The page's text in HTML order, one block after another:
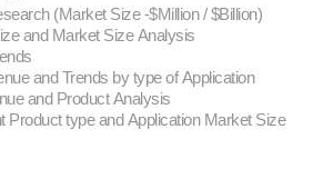
(Market Size -$Million / $Billion)
and Market Size Analysis
and Trends by type of Application
and Product Analysis
Product type and Application Market Size